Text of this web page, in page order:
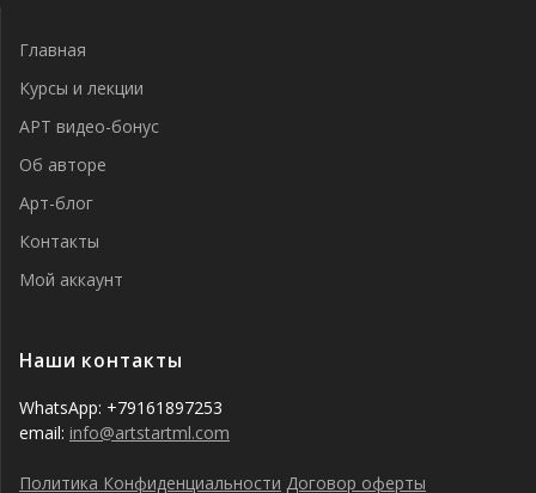
Главная
Курсы и лекции
АРТ видео-бонус
Об авторе
Арт-блог
Контакты
Мой аккаунт
Наши контакты
WhatsApp: +79161897253
email: info@artstartml.com
Политика Конфиденциальности Договор оферты